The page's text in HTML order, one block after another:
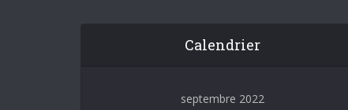
Calendrier
septembre 2022